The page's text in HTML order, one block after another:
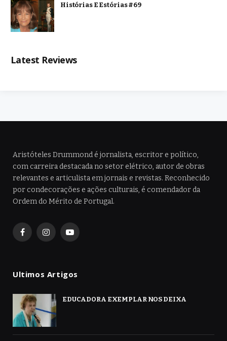
Histórias E Estórias #69
Latest Reviews
Aristóteles Drummond é jornalista, escritor e político,
com carreira destacada no setor elétrico, autor de obras
relevantes e articulista em jornais e revistas. Reconhecido
por condecorações e ações culturais, é comendador da
Ordem do Mérito de Portugal.
FacebookInstagramYouTube
Ultimos Artigos
EDUCADORA EXEMPLAR NOS DEIXA